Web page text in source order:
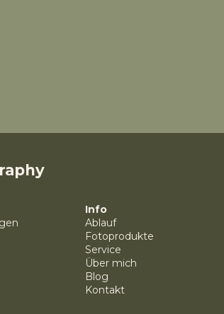
Info
Ablauf
Fotoprodukte
Service
Über mich
Blog
Kontakt